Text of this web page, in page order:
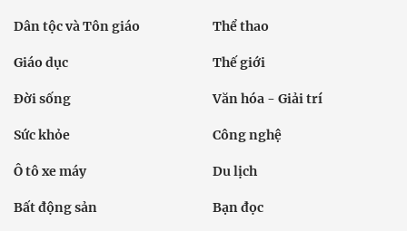
Dân tộc và Tôn giáo Thể thao
Giáo dục Thế giới
Đời sống Văn hóa - Giải trí
Sức khỏe Công nghệ
Ô tô xe máy Du lịch
Bất động sản Bạn đọc